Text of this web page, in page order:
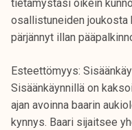
tietämystäsi oikein
osallistuneiden joukosta
pärjännyt illan
Esteettömyys:
Sisäänkäynnillä on
ajan avoinna baarin
kynnys. Baari sijaitsee